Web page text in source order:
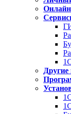
Онлайн